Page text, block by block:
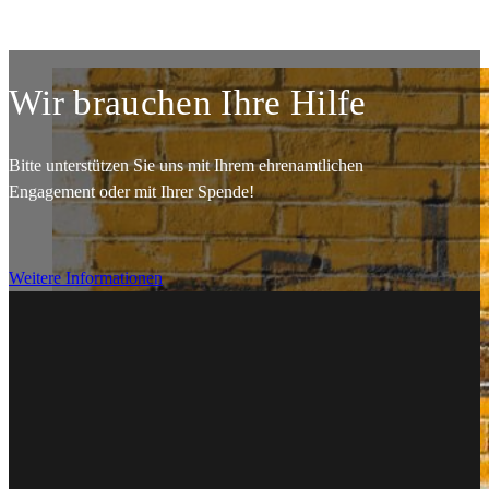
Wir brauchen Ihre Hilfe
Bitte unterstützen Sie uns mit Ihrem ehrenamtlichen
Engagement oder mit Ihrer Spende!
Weitere Informationen